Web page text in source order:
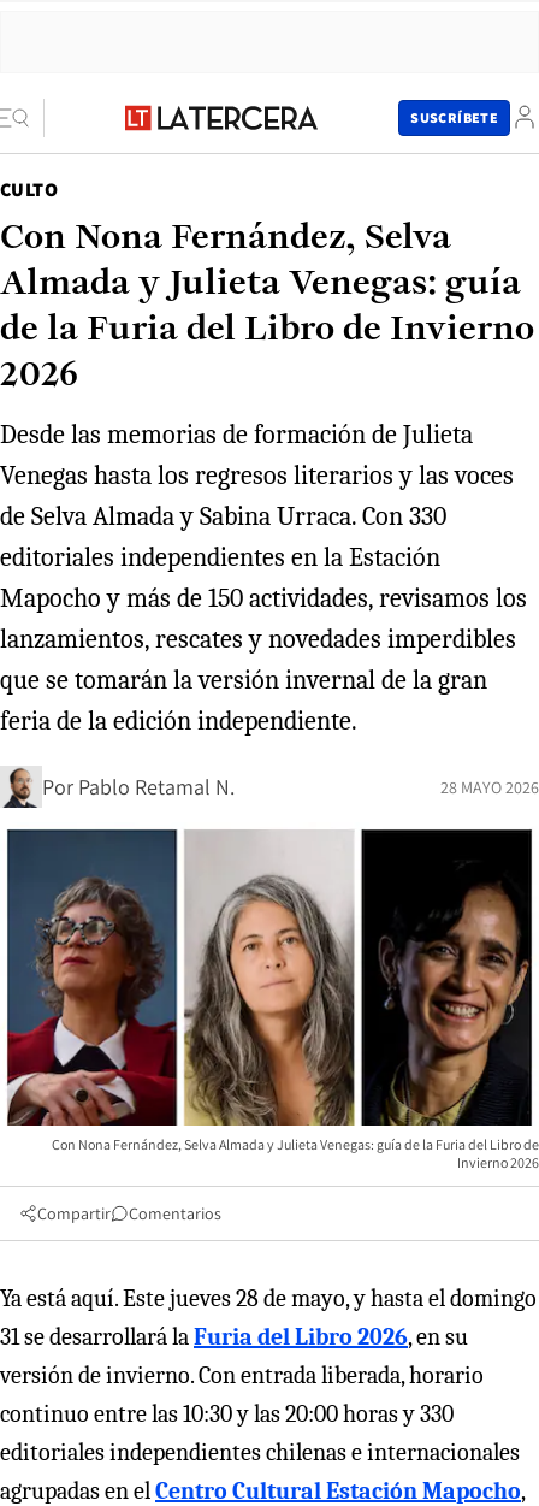
SUSCRÍBETE
CULTO
Con Nona Fernández, Selva
Almada y Julieta Venegas: guía
de la Furia del Libro de Invierno
2026
Desde las memorias de formación de Julieta
Venegas hasta los regresos literarios y las voces
de Selva Almada y Sabina Urraca. Con 330
editoriales independientes en la Estación
Mapocho y más de 150 actividades, revisamos los
lanzamientos, rescates y novedades imperdibles
que se tomarán la versión invernal de la gran
feria de la edición independiente.
Por Pablo Retamal N. 28 MAYO 2026
Con Nona Fernández, Selva Almada y Julieta Venegas: guía de la Furia del Libro de
Invierno 2026
Compartir Comentarios
Ya está aquí. Este jueves 28 de mayo, y hasta el domingo
31 se desarrollará laFuria del Libro 2026, en su
versión de invierno. Con entrada liberada, horario
continuo entre las 10:30 y las 20:00 horas y 330
editoriales independientes chilenas e internacionales
agrupadas en elCentro CulturalEstación Mapocho,